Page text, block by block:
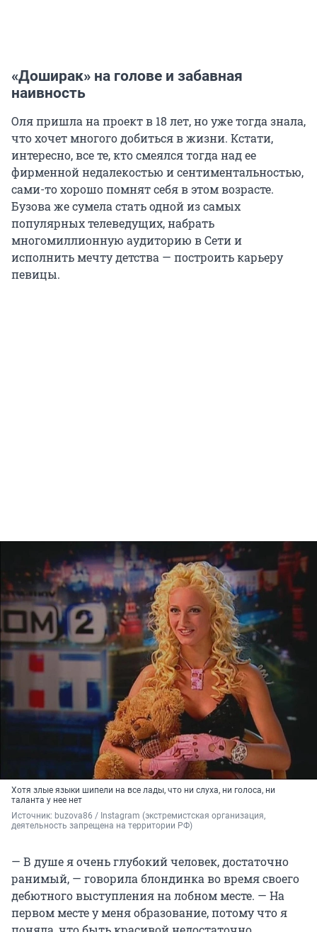
«Доширак» на голове и забавная
наивность
Оля пришла на проект в 18 лет, но уже тогда знала,
что хочет многого добиться в жизни. Кстати,
интересно, все те, кто смеялся тогда над ее
фирменной недалекостью и сентиментальностью,
сами-то хорошо помнят себя в этом возрасте.
Бузова же сумела стать одной из самых
популярных телеведущих, набрать
многомиллионную аудиторию в Сети и
исполнить мечту детства — построить карьеру
певицы.
Хотя злые языки шипели на все лады, что ни слуха, ни голоса, ни
таланта у нее нет
Источник: buzova86 / Instagram (экстремистская организация,
деятельность запрещена на территории РФ)
— В душе я очень глубокий человек, достаточно
ранимый, — говорила блондинка во время своего
дебютного выступления на лобном месте. — На
первом месте у меня образование, потому что я